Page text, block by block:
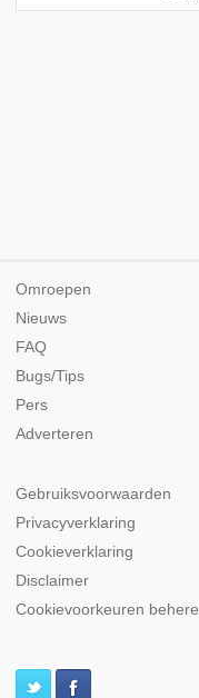
Omroepen
Nieuws
FAQ
Bugs/Tips
Pers
Adverteren
Gebruiksvoorwaarden
Privacyverklaring
Cookieverklaring
Disclaimer
Cookievoorkeuren